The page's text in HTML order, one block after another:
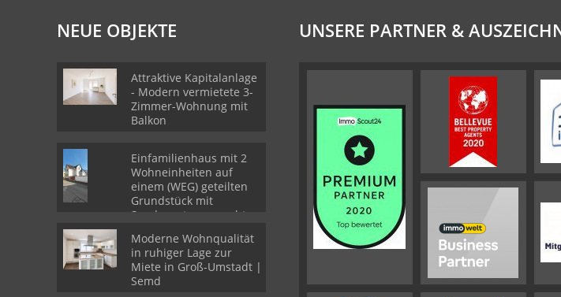
NEUE OBJEKTE
Attraktive Kapitalanlage
- Modern vermietete 3-
Zimmer-Wohnung mit
Balkon
Einfamilienhaus mit 2
Wohneinheiten auf
einem (WEG) geteilten
Grundstück mit
Sondernutzungsrechten
Moderne Wohnqualität
in ruhiger Lage zur
Miete in Groß-Umstadt |
Semd
UNSERE PARTNER &